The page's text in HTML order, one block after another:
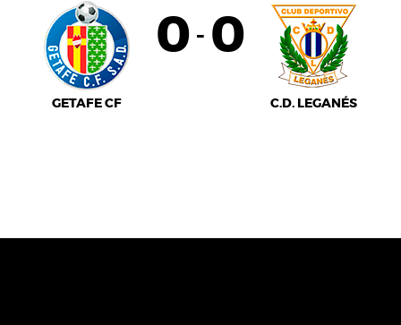
GETAFE CF
0 - 0
C.D. LEGANÉS